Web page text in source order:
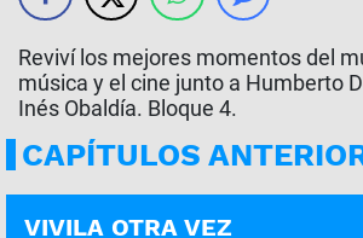
Reviví los mejores momentos del
música y el cine junto a Humberto
Inés Obaldía. Bloque 4.
CAPÍTULOS
PROGRAMA COMPLETO | 10-07
VIVILA OTRA VEZ